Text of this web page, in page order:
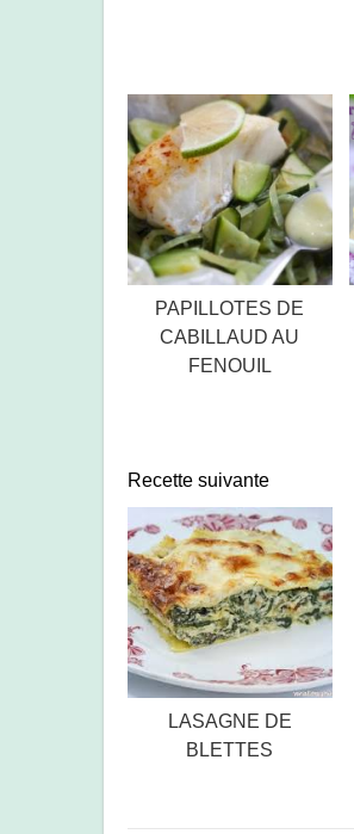
PAPILLOTES DE
CABILLAUD AU
FENOUIL
Recette suivante
LASAGNE DE
BLETTES